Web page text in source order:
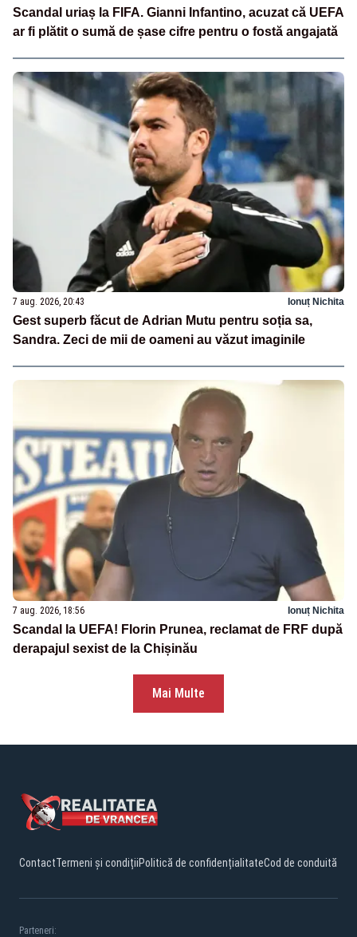
Scandal uriaș la FIFA. Gianni Infantino, acuzat că UEFA
ar fi plătit o sumă de șase cifre pentru o fostă angajată
7 aug. 2026, 20:43 Ionuț Nichita
Gest superb făcut de Adrian Mutu pentru soția sa,
Sandra. Zeci de mii de oameni au văzut imaginile
7 aug. 2026, 18:56 Ionuț Nichita
Scandal la UEFA! Florin Prunea, reclamat de FRF după
derapajul sexist de la Chișinău
Mai Multe
ContactTermeni și condițiiPolitică de confidențialitateCod de conduită
Parteneri: